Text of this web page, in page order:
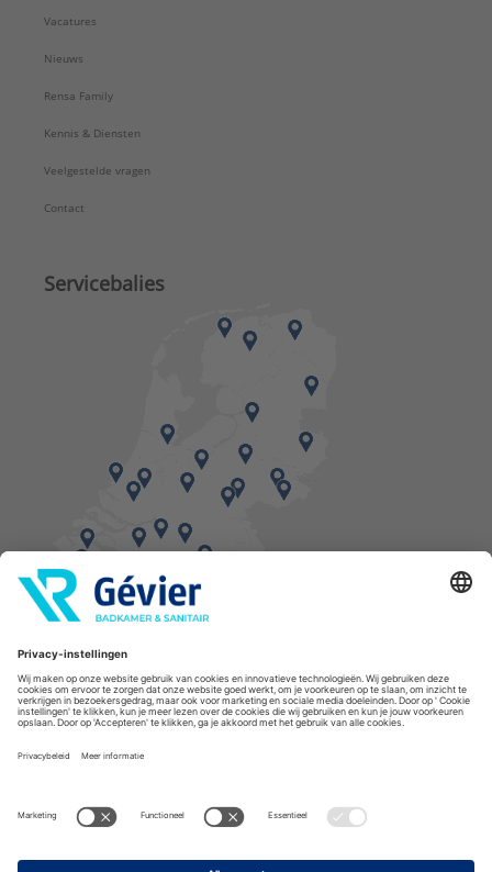
Vacatures
Nieuws
Rensa Family
Kennis & Diensten
Veelgestelde vragen
Contact
Servicebalies
Vind een balie in de buurt
* Bestellingen geplaatst in het weekend worden, mits voorradig, dinsdag geleverd.
Cookies
Algemene voorwaarden